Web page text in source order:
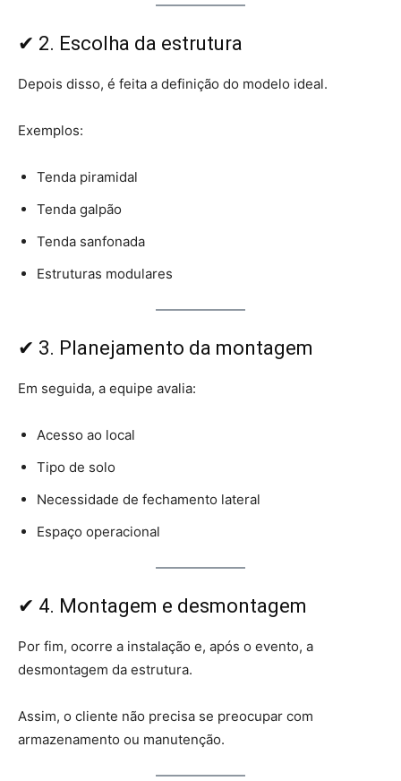
✔ 2. Escolha da estrutura
Depois disso, é feita a definição do modelo ideal.
Exemplos:
Tenda piramidal
Tenda galpão
Tenda sanfonada
Estruturas modulares
✔ 3. Planejamento da montagem
Em seguida, a equipe avalia:
Acesso ao local
Tipo de solo
Necessidade de fechamento lateral
Espaço operacional
✔ 4. Montagem e desmontagem
Por fim, ocorre a instalação e, após o evento, a
desmontagem da estrutura.
Assim, o cliente não precisa se preocupar com
armazenamento ou manutenção.